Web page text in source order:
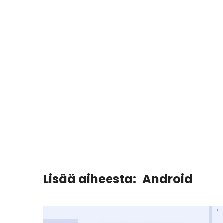
Lisää aiheesta: Android